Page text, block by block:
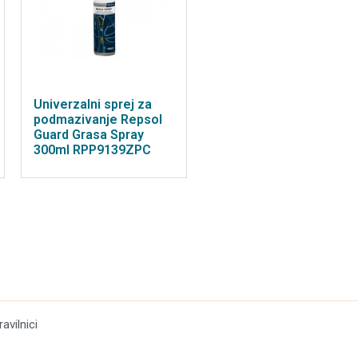
Univerzalni sprej za
podmazivanje Repsol
Guard Grasa Spray
300ml RPP9139ZPC